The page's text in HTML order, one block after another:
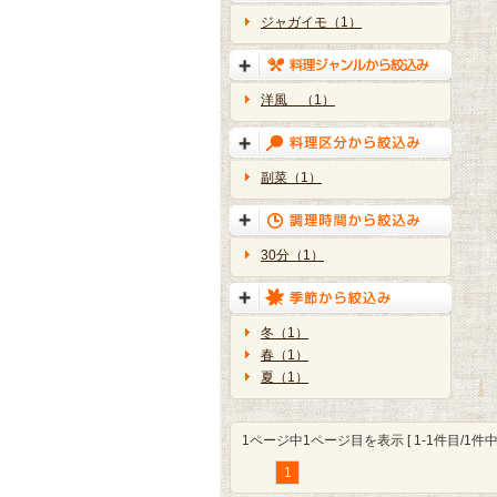
ジャガイモ（1）
洋風 （1）
副菜（1）
30分（1）
冬（1）
春（1）
夏（1）
1ページ中1ページ目を表示 [ 1-1件目/1件
1